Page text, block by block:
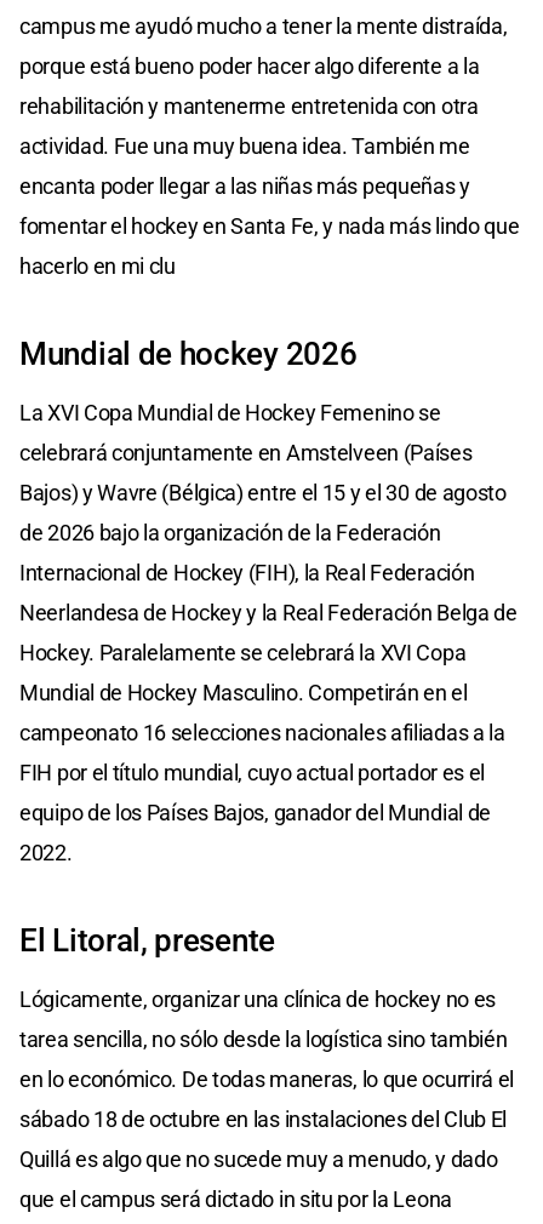
campus me ayudó mucho a tener la mente distraída,
porque está bueno poder hacer algo diferente a la
rehabilitación y mantenerme entretenida con otra
actividad. Fue una muy buena idea. También me
encanta poder llegar a las niñas más pequeñas y
fomentar el hockey en Santa Fe, y nada más lindo que
hacerlo en mi clu
Mundial de hockey 2026
La XVI Copa Mundial de Hockey Femenino​ se
celebrará conjuntamente en Amstelveen (Países
Bajos) y Wavre (Bélgica) entre el 15 y el 30 de agosto
de 2026 bajo la organización de la Federación
Internacional de Hockey (FIH), la Real Federación
Neerlandesa de Hockey y la Real Federación Belga de
Hockey. Paralelamente se celebrará la XVI Copa
Mundial de Hockey Masculino. Competirán en el
campeonato 16 selecciones nacionales afiliadas a la
FIH por el título mundial, cuyo actual portador es el
equipo de los Países Bajos, ganador del Mundial de
2022.
El Litoral, presente
Lógicamente, organizar una clínica de hockey no es
tarea sencilla, no sólo desde la logística sino también
en lo económico. De todas maneras, lo que ocurrirá el
sábado 18 de octubre en las instalaciones del Club El
Quillá es algo que no sucede muy a menudo, y dado
que el campus será dictado in situ por la Leona